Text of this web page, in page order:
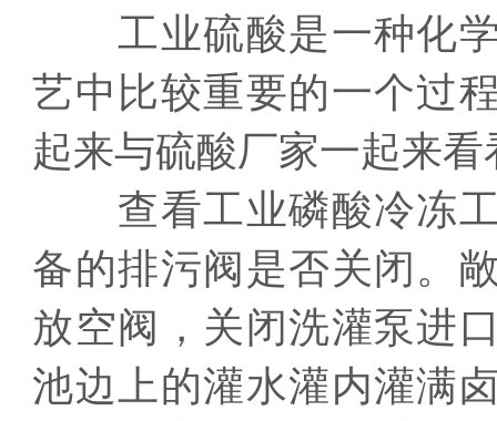
工业硫酸是一种化学
艺中比较重要的一个过
起来与硫酸厂家一起来看
查看工业磷酸冷冻工
备的排污阀是否关闭。
放空阀，关闭洗灌泵进
池边上的灌水灌内灌满